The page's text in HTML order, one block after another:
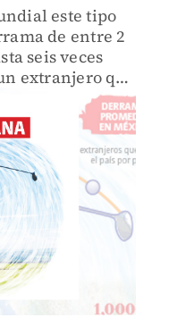
este tipo
de entre 2
seis veces
extranjero que
grama de un